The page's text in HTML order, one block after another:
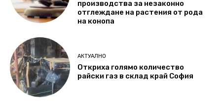
производства за незаконно
отглеждане на растения от рода
на конопа
АКТУАЛНО
Откриха голямо количество
райски газ в склад край София